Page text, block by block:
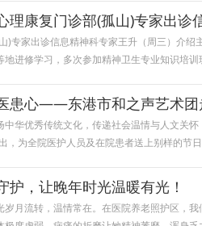
理康复门诊部(孤山)专家出诊
)专家出诊信息精神科专家王升（周三）介
地进修学习，多次参加精神卫生专业知识培
心——东港市和之声艺术团
华优秀传统文化，传递社会温情与人文关
，为全院医护人员及在院患者送上别样的节
护，让晚年时光温暖有光！
岁月流转，温情常在。在医院养老照护区，